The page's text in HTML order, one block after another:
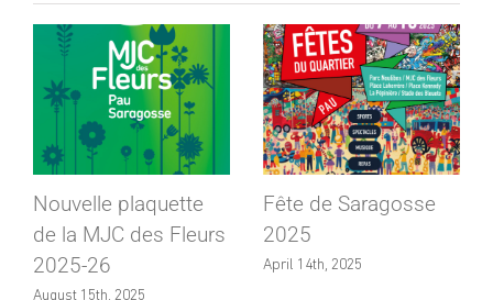
Nouvelle plaquette
de la MJC des Fleurs
2025-26
August 15th, 2025
Fête de Saragosse
2025
April 14th, 2025